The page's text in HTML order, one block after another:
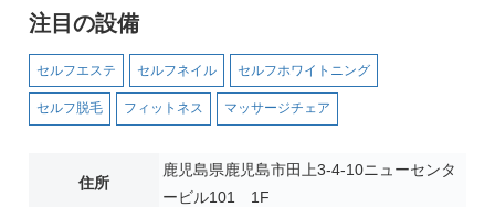
注目の設備
セルフエステ セルフネイル セルフホワイトニング
セルフ脱毛 フィットネス マッサージチェア
住所
鹿児島県鹿児島市田上3-4-10ニューセンタ
ービル101 1F